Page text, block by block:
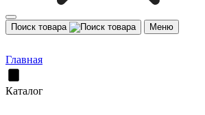
Поиск товара Меню
Главная
Каталог